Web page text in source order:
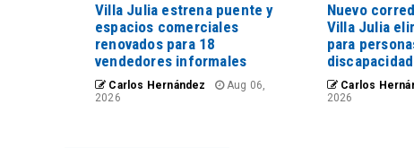
Villa Julia estrena puente y
espacios comerciales
renovados para 18
vendedores informales
Carlos Hernández
Aug 06,
2026
Nuevo
Villa Julia
para
discapacidad
Carlos
2026